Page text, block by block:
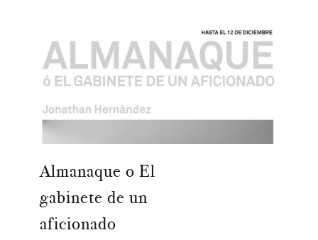
Almanaque o El
gabinete de un
aficionado